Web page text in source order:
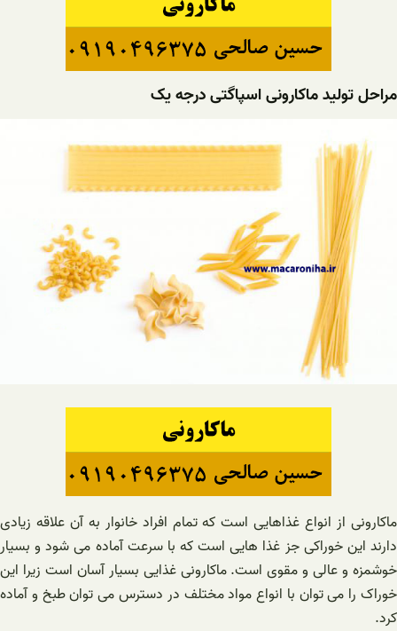
مراحل تولید ماکارونی اسپاگتی درجه یک
ماکارونی از انواع غذاهایی است که تمام افراد خانوار به آن علاقه زیادی
دارند این خوراکی جز غذا هایی است که با سرعت آماده می شود و بسیار
خوشمزه و عالی و مقوی است. ماکارونی غذایی بسیار آسان است زیرا این
خوراک را می توان با انواع مواد مختلف در دسترس می توان طبخ و آماده
کرد.